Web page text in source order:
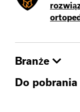
Branże
Do pobrania